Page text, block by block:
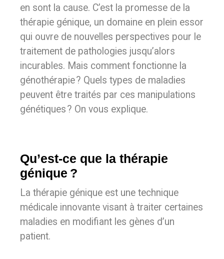
en sont la cause. C’est la promesse de la
thérapie génique, un domaine en plein essor
qui ouvre de nouvelles perspectives pour le
traitement de pathologies jusqu’alors
incurables. Mais comment fonctionne la
génothérapie ? Quels types de maladies
peuvent être traités par ces manipulations
génétiques ? On vous explique.
Qu’est-ce que la thérapie
génique ?
La thérapie génique est une technique
médicale innovante visant à traiter certaines
maladies en modifiant les gènes d’un
patient.